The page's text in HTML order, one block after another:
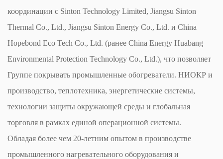
координации с Sinton Technology Limited, Jiangsu Sinton
Thermal Co., Ltd., Jiangsu Sinton Energy Co., Ltd. и China
Hopebond Eco Tech Co., Ltd. (ранее China Energy Huabang
Environmental Protection Technology Co., Ltd.), что позволяет
Группе покрывать промышленные обогреватели. НИОКР и
производство, теплотехника, энергетические системы,
технологии защиты окружающей среды и глобальная
торговля в рамках единой операционной системы.
Обладая более чем 20-летним опытом в производстве
промышленного нагревательного оборудования и